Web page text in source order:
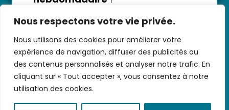
Nous respectons votre vie privée.
Nous utilisons des cookies pour améliorer votre
expérience de navigation, diffuser des publicités ou
des contenus personnalisés et analyser notre trafic. En
cliquant sur « Tout accepter », vous consentez à notre
utilisation des cookies.
Nous contacter-CGV/CGU-Données
personnelles-Infos pratiques- FAQ
!
Votre email